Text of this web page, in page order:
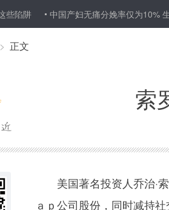
中国产妇无痛分娩率仅为10% 生孩子非
> 正文
索
美国著名投资人乔治·索
ａｐ公司股份，同时减持社